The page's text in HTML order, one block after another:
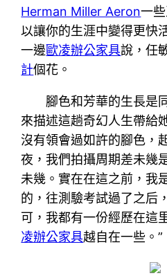
Herman Miller Aeron一
以讓你的生涯中變得更快
一邊歐凌辦公家具說，任
計個花。
腳色和芳華的生長是
來描述這趟奇幻人生帶給
沒有領會過如許的腳色，
夜，我們拍攝周期差未幾
未幾。實在在這之前，我
的，往測驗考試過了之后
可，我都有一份經歷在這
凌辦公家具越自在一些。”